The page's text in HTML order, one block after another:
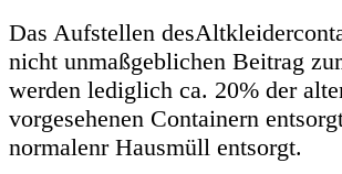
Das Aufstellen
nicht unmaßgeblichen Beitrag
werden lediglich ca. 20% der
vorgesehenen Containern
normalenr Hausmüll entsorgt.